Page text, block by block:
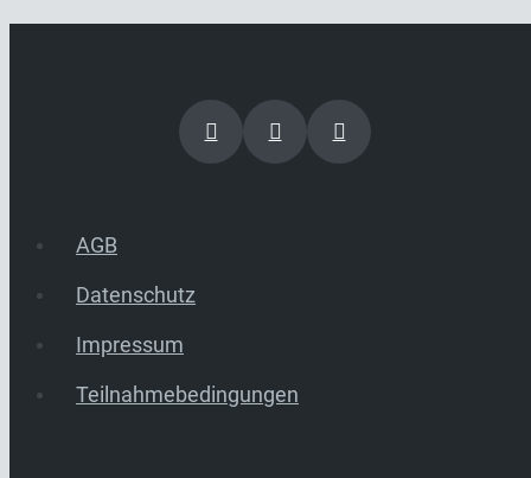
AGB
Datenschutz
Impressum
Teilnahmebedingungen